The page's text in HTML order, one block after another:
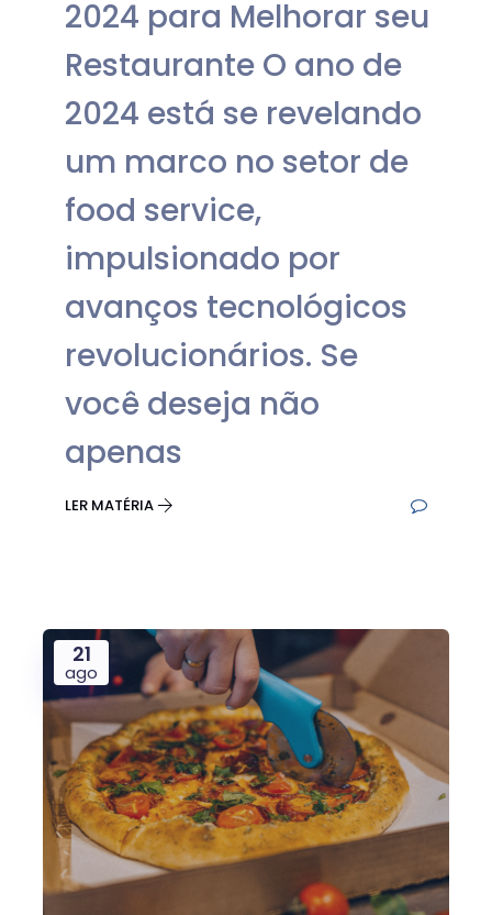
2024 para Melhorar seu
Restaurante O ano de
2024 está se revelando
um marco no setor de
food service,
impulsionado por
avanços tecnológicos
revolucionários. Se
você deseja não
apenas
LER MATÉRIA
21
ago